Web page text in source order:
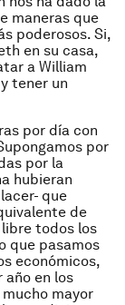
maneras que
poderosos. Si,
en su casa,
a William
tener un
por día con
por
por la
hubieran
que
de
todos los
que pasamos
económicos,
año en los
mayor